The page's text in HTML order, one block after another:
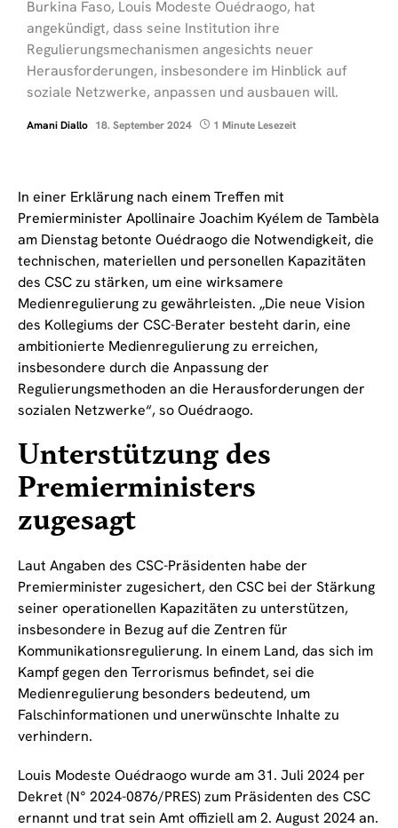
Burkina Faso, Louis Modeste Ouédraogo, hat
angekündigt, dass seine Institution ihre
Regulierungsmechanismen angesichts neuer
Herausforderungen, insbesondere im Hinblick auf
soziale Netzwerke, anpassen und ausbauen will.
Amani Diallo 18. September 2024 1 Minute Lesezeit
In einer Erklärung nach einem Treffen mit
Premierminister Apollinaire Joachim Kyélem de Tambèla
am Dienstag betonte Ouédraogo die Notwendigkeit, die
technischen, materiellen und personellen Kapazitäten
des CSC zu stärken, um eine wirksamere
Medienregulierung zu gewährleisten. „Die neue Vision
des Kollegiums der CSC-Berater besteht darin, eine
ambitionierte Medienregulierung zu erreichen,
insbesondere durch die Anpassung der
Regulierungsmethoden an die Herausforderungen der
sozialen Netzwerke“, so Ouédraogo.
Unterstützung des
Premierministers
zugesagt
Laut Angaben des CSC-Präsidenten habe der
Premierminister zugesichert, den CSC bei der Stärkung
seiner operationellen Kapazitäten zu unterstützen,
insbesondere in Bezug auf die Zentren für
Kommunikationsregulierung. In einem Land, das sich im
Kampf gegen den Terrorismus befindet, sei die
Medienregulierung besonders bedeutend, um
Falschinformationen und unerwünschte Inhalte zu
verhindern.
Louis Modeste Ouédraogo wurde am 31. Juli 2024 per
Dekret (N° 2024-0876/PRES) zum Präsidenten des CSC
ernannt und trat sein Amt offiziell am 2. August 2024 an.